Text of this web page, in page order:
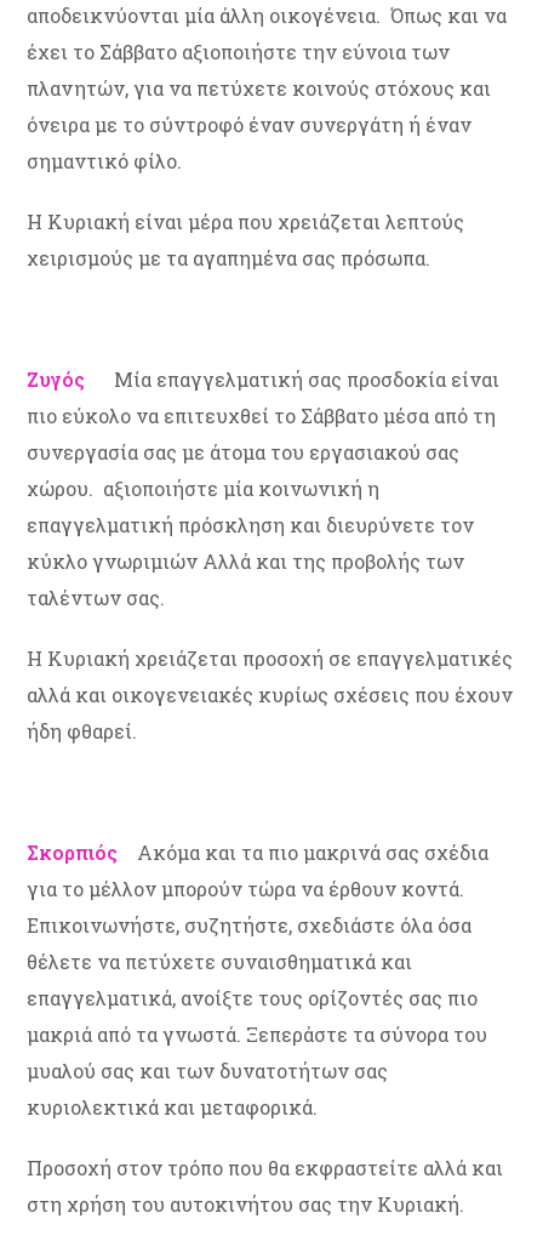
αποδεικνύονται μία άλλη οικογένεια. Όπως και να
έχει το Σάββατο αξιοποιήστε την εύνοια των
πλανητών, για να πετύχετε κοινούς στόχους και
όνειρα με το σύντροφό έναν συνεργάτη ή έναν
σημαντικό φίλο.
Η Κυριακή είναι μέρα που χρειάζεται λεπτούς
χειρισμούς με τα αγαπημένα σας πρόσωπα.
Ζυγός
Μία επαγγελματική σας προσδοκία είναι
πιο εύκολο να επιτευχθεί το Σάββατο μέσα από τη
συνεργασία σας με άτομα του εργασιακού σας
χώρου. αξιοποιήστε μία κοινωνική η
επαγγελματική πρόσκληση και διευρύνετε τον
κύκλο γνωριμιών Αλλά και της προβολής των
ταλέντων σας.
Η Κυριακή χρειάζεται προσοχή σε επαγγελματικές
αλλά και οικογενειακές κυρίως σχέσεις που έχουν
ήδη φθαρεί.
Σκορπιός Ακόμα και τα πιο μακρινά σας σχέδια
για το μέλλον μπορούν τώρα να έρθουν κοντά.
Επικοινωνήστε, συζητήστε, σχεδιάστε όλα όσα
θέλετε να πετύχετε συναισθηματικά και
επαγγελματικά, ανοίξτε τους ορίζοντές σας πιο
μακριά από τα γνωστά. Ξεπεράστε τα σύνορα του
μυαλού σας και των δυνατοτήτων σας
κυριολεκτικά και μεταφορικά.
Προσοχή στον τρόπο που θα εκφραστείτε αλλά και
στη χρήση του αυτοκινήτου σας την Κυριακή.